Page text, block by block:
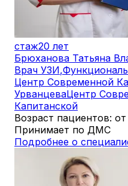
стаж20 лет
Брюханова Татьяна
Врач УЗИ,
Центр Современной
УрванцеваЦентр
Капитанской
Возраст пациентов: от
Принимает по ДМС
Подробнее о